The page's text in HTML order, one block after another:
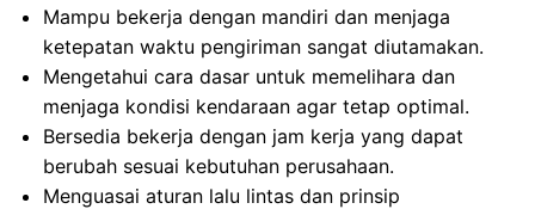
Mampu bekerja dengan mandiri dan menjaga
ketepatan waktu pengiriman sangat diutamakan.
Mengetahui cara dasar untuk memelihara dan
menjaga kondisi kendaraan agar tetap optimal.
Bersedia bekerja dengan jam kerja yang dapat
berubah sesuai kebutuhan perusahaan.
Menguasai aturan lalu lintas dan prinsip